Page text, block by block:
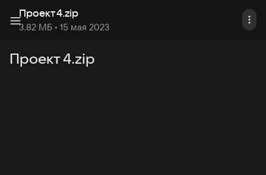
Проект 4.zip
3.82 МБ • 15 мая 2023
Проект 4.zip